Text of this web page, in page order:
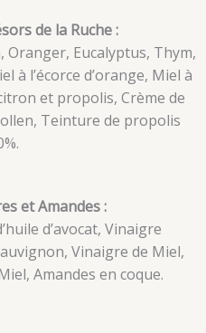
de la Ruche :
Oranger, Eucalyptus, Thym,
à l’écorce d’orange, Miel à
et propolis, Crème de
Teinture de propolis
et Amandes :
d’avocat, Vinaigre
Vinaigre de Miel,
Amandes en coque.